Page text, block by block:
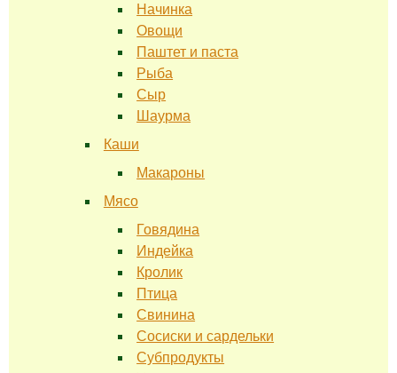
Начинка
Овощи
Паштет и паста
Рыба
Сыр
Шаурма
Каши
Макароны
Мясо
Говядина
Индейка
Кролик
Птица
Свинина
Сосиски и сардельки
Субпродукты